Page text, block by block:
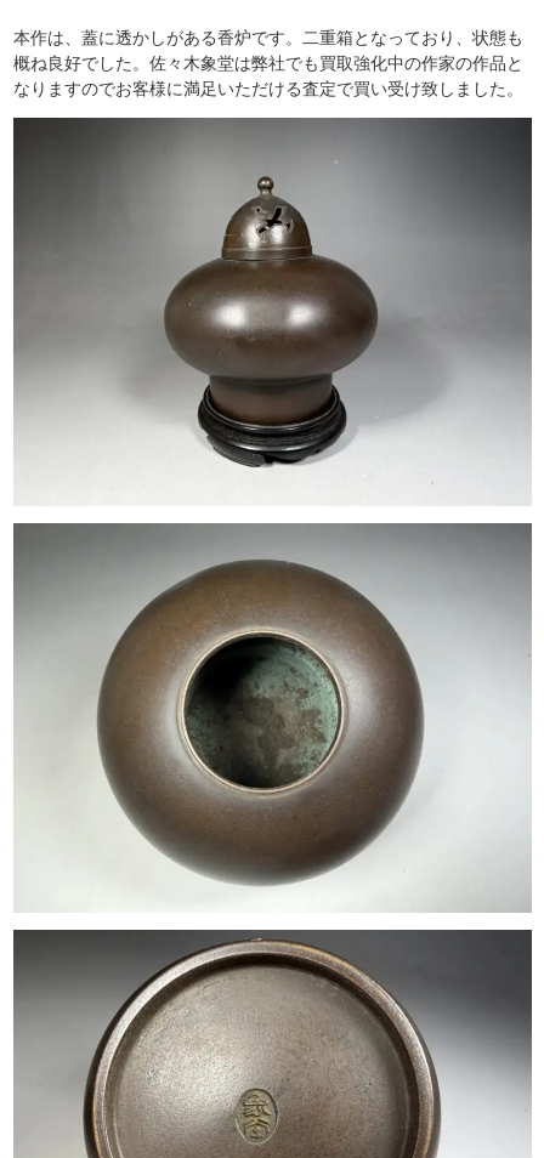
本作は、蓋に透かしがある香炉です。二重箱となっており、状態も
概ね良好でした。佐々木象堂は弊社でも買取強化中の作家の作品と
なりますのでお客様に満足いただける査定で買い受け致しました。